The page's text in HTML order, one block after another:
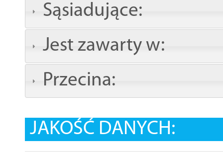
Sąsiadujące:
Jest zawarty w:
Przecina:
JAKOŚĆ DANYCH: